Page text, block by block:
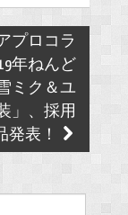
プロコラ
年ねんど
ミク＆ユ
」、採用
発表！